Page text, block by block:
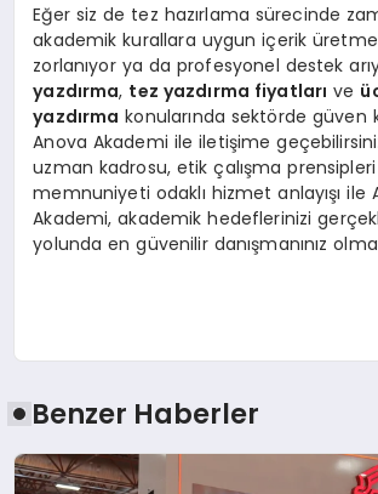
Eğer siz de tez hazırlama sürecinde
akademik kurallara uygun içerik
zorlanıyor ya da profesyonel destek
yazdırma, tez yazdırma fiyatları ve
yazdırma konularında sektörde güven
Anova Akademi ile iletişime
uzman kadrosu, etik çalışma
memnuniyeti odaklı hizmet anlayışı ile
Akademi, akademik hedeflerinizi
yolunda en güvenilir danışmanınız
Benzer Haberler